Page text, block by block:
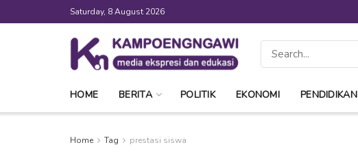
Saturday, 8 August 2026
HOME BERITA POLITIK EKONOMI PENDIDIKAN
Home Tag prestasi siswa